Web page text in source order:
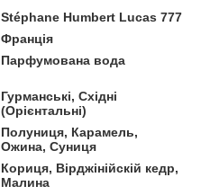
Stéphane Humbert Lucas 777
Франція
Парфумована вода
Гурманські, Східні
(Орієнтальні)
Полуниця, Карамель,
Ожина, Суниця
Кориця, Вірджінійскій кедр,
Малина